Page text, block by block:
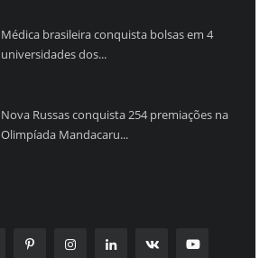
Médica brasileira conquista bolsas em 4
universidades dos...
Nova Russas conquista 254 premiações na
Olimpíada Mandacaru...